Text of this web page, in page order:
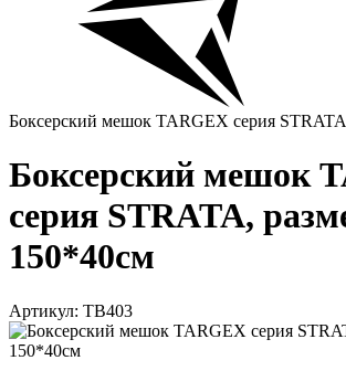
Боксерский мешок TARGEX серия
Боксерский мешок
серия STRATA,
150*40см
Артикул: TB403